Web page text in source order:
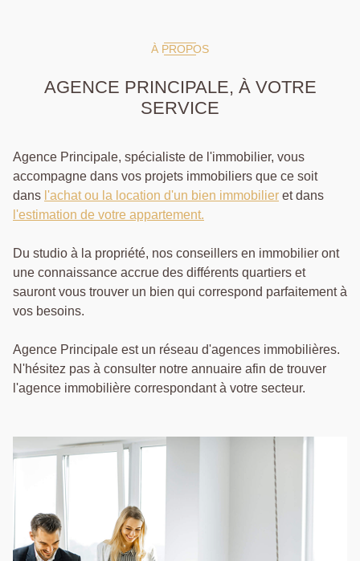
À PROPOS
AGENCE PRINCIPALE, À VOTRE
SERVICE
Agence Principale, spécialiste de l'immobilier, vous
accompagne dans vos projets immobiliers que ce soit
dans l'achat ou la location d'un bien immobilier et dans
l'estimation de votre appartement.
Du studio à la propriété, nos conseillers en immobilier ont
une connaissance accrue des différents quartiers et
sauront vous trouver un bien qui correspond parfaitement à
vos besoins.
Agence Principale est un réseau d'agences immobilières.
N'hésitez pas à consulter notre annuaire afin de trouver
l'agence immobilière correspondant à votre secteur.